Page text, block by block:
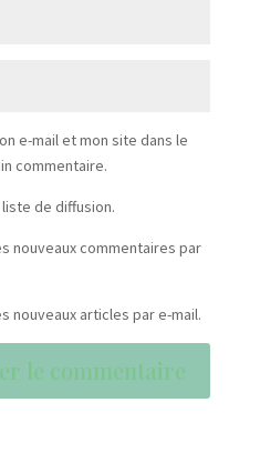
e-mail et mon site dans le
commentaire.
de diffusion.
nouveaux commentaires par
nouveaux articles par e-mail.